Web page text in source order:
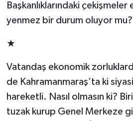
Başkanlıklarındaki
yenmez bir durum oluyor mu?
★
Vatandaş ekonomik
de Kahramanmaraş’ta ki
hareketli. Nasıl olmasın ki?
tuzak kurup Genel Merkeze
YAŞAM